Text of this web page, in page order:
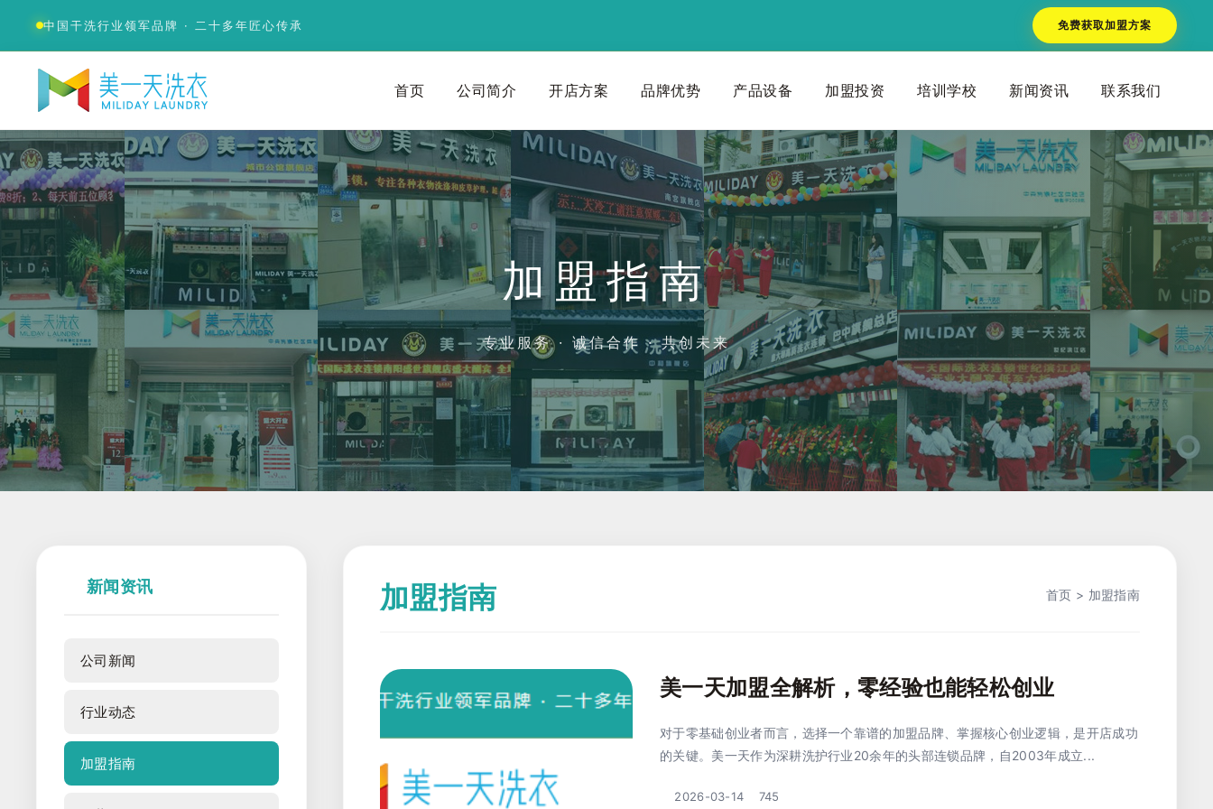
中国干洗行业领军品牌 · 二十多年匠心传承 免费获取加盟方案
首页 公司简介 开店方案 品牌优势 产品设备 加盟投资 培训学校 新闻资讯 联系我们
加盟指南
专业服务 · 诚信合作 · 共创未来
新闻资讯
公司新闻
行业动态
加盟指南
加盟指南 首页 > 加盟指南
美一天加盟全解析，零经验也能轻松创业
对于零基础创业者而言，选择一个靠谱的加盟品牌、掌握核心创业逻辑，是开店成功
的关键。美一天作为深耕洗护行业20余年的头部连锁品牌，自2003年成立...
2026-03-14 745